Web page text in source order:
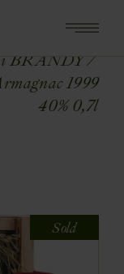
BRANDY
1999
40% 0,7l
Sold